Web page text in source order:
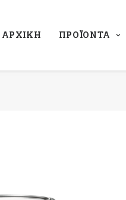
ΑΡΧΙΚΗ ΠΡΟΪΟΝΤΑ